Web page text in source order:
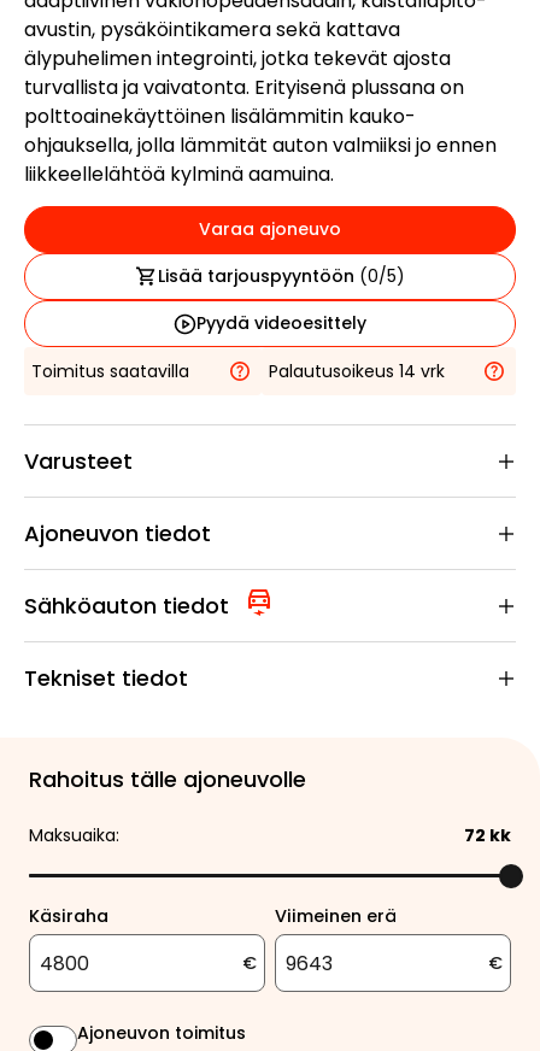
avustin, pysäköintikamera sekä kattava
älypuhelimen integrointi, jotka tekevät ajosta
turvallista ja vaivatonta. Erityisenä plussana on
polttoainekäyttöinen lisälämmitin kauko-
ohjauksella, jolla lämmität auton valmiiksi jo ennen
liikkeellelähtöä kylminä aamuina.
Varaa ajoneuvo
Lisää tarjouspyyntöön (0/5)
Pyydä videoesittely
Toimitus saatavilla
Palautusoikeus 14 vrk
Varusteet
Ajoneuvon tiedot
Sähköauton tiedot
Tekniset tiedot
Rahoitus tälle ajoneuvolle
Maksuaika: 72 kk
Käsiraha
€
Viimeinen erä
€
Ajoneuvon toimitus